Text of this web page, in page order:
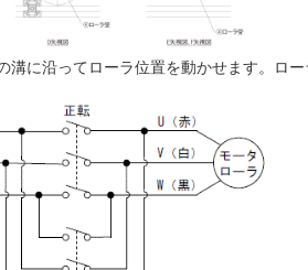
溝に沿ってローラ位置を動かせます。ロ